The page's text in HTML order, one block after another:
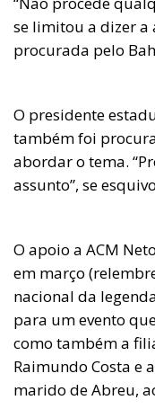
se limitou a dizer a
procurada pelo
O presidente
também foi
abordar o tema.
assunto”, se
O apoio a ACM
em março
nacional da
para um evento
como também a
Raimundo Costa e
marido de Abreu,